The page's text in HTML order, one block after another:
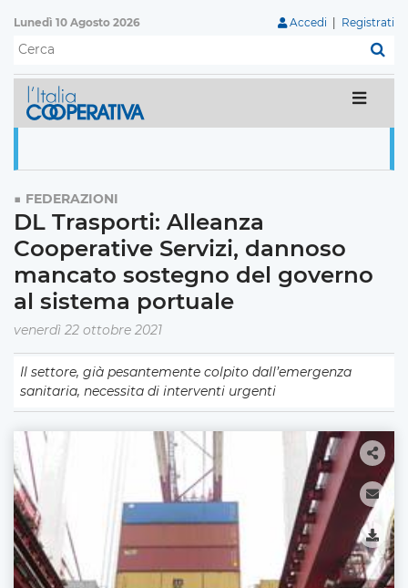
Lunedì 10 Agosto 2026 Accedi Registrati
FEDERAZIONI
DL Trasporti: Alleanza
Cooperative Servizi, dannoso
mancato sostegno del governo
al sistema portuale
venerdì 22 ottobre 2021
Il settore, già pesantemente colpito dall’emergenza
sanitaria, necessita di interventi urgenti